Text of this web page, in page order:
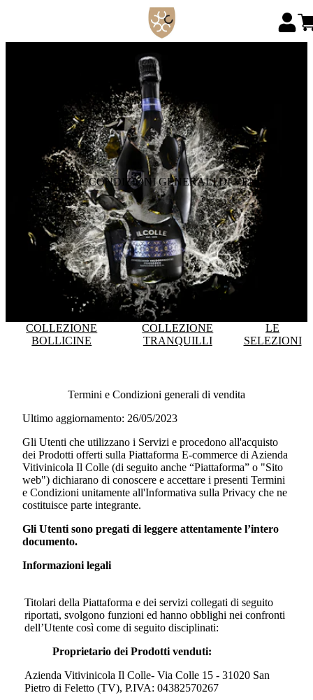
TERMINI E CONDIZIONI GENERALI DI VENDITA
COLLEZIONE
BOLLICINE
COLLEZIONE
TRANQUILLI
LE
SELEZIONI
Termini e Condizioni generali di vendita
Ultimo aggiornamento: 26/05/2023
Gli Utenti che utilizzano i Servizi e procedono all'acquisto
dei Prodotti offerti sulla Piattaforma E-commerce di Azienda
Vitivinicola Il Colle (di seguito anche “Piattaforma” o "Sito
web") dichiarano di conoscere e accettare i presenti Termini
e Condizioni unitamente all'Informativa sulla Privacy che ne
costituisce parte integrante.
Gli Utenti sono pregati di leggere attentamente l’intero
documento.
Informazioni legali
Titolari della Piattaforma e dei servizi collegati di seguito
riportati, svolgono funzioni ed hanno obblighi nei confronti
dell’Utente così come di seguito disciplinati:
Proprietario dei Prodotti venduti:
Azienda Vitivinicola Il Colle- Via Colle 15 - 31020 San
Pietro di Feletto (TV), P.IVA: 04382570267